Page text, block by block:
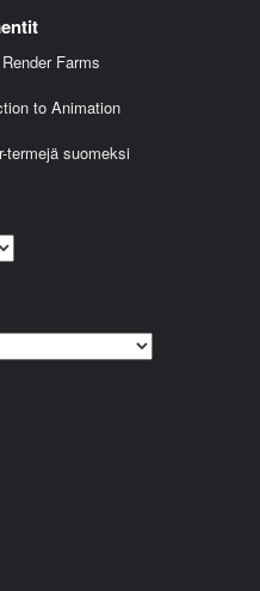
Farms
to Animation
termejä suomeksi